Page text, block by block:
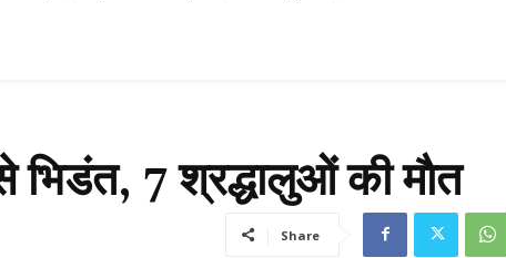
भिडंत, 7 श्रद्धालुओं की माैत
Share